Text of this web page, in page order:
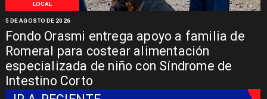
LOCAL
Fondo Orasmi entrega apoyo a familia de
Romeral para costear alimentación
especializada de niño con Síndrome de
Intestino Corto
5 DE AGOSTO DE 2026